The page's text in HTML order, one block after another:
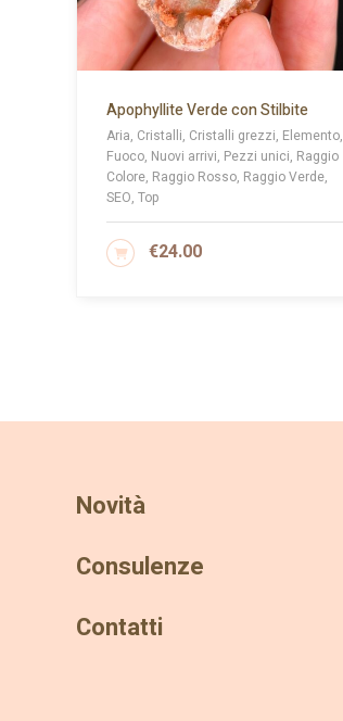
Apophyllite Verde con Stilbite
Aria, Cristalli, Cristalli grezzi, Elemento,
Fuoco, Nuovi arrivi, Pezzi unici, Raggio
Colore, Raggio Rosso, Raggio Verde,
SEO, Top
€24.00
AGGIUNGI AL CARRELLO
Novità
Consulenze
Contatti